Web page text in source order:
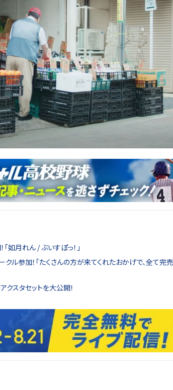
如月れん / ぶいすぽっ！」
ル参加！「たくさんの方が来てくれたおかげで、全て完
クスタセットを大公開！